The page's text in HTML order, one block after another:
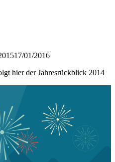
17/01/2016
hier der Jahresrückblick 2014